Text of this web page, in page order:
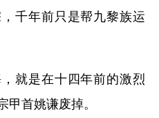
千年前只是帮九黎族运
就是在十四年前的激烈
甲首姚谦废掉。